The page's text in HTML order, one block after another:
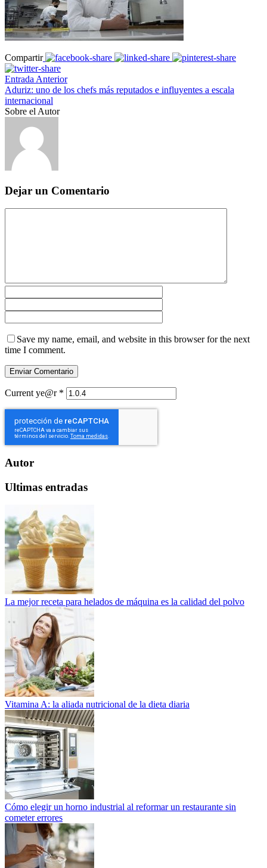
Compartir
Entrada Anterior
Aduriz: uno de los chefs más reputados e influyentes a escala
internacional
Sobre el Autor
Dejar un Comentario
Save my name, email, and website in this browser for the next
time I comment.
Current ye@r *
Autor
Ultimas entradas
La mejor receta para helados de máquina es la calidad del polvo
Vitamina A: la aliada nutricional de la dieta diaria
Cómo elegir un horno industrial al reformar un restaurante sin
cometer errores